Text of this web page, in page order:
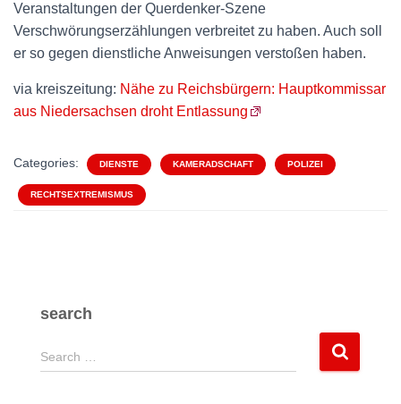
Veranstaltungen der Querdenker-Szene
Verschwörungserzählungen verbreitet zu haben. Auch soll
er so gegen dienstliche Anweisungen verstoßen haben.
via kreiszeitung: Nähe zu Reichsbürgern: Hauptkommissar
aus Niedersachsen droht Entlassung
Categories: DIENSTE KAMERADSCHAFT POLIZEI
RECHTSEXTREMISMUS
search
S
e
Search …